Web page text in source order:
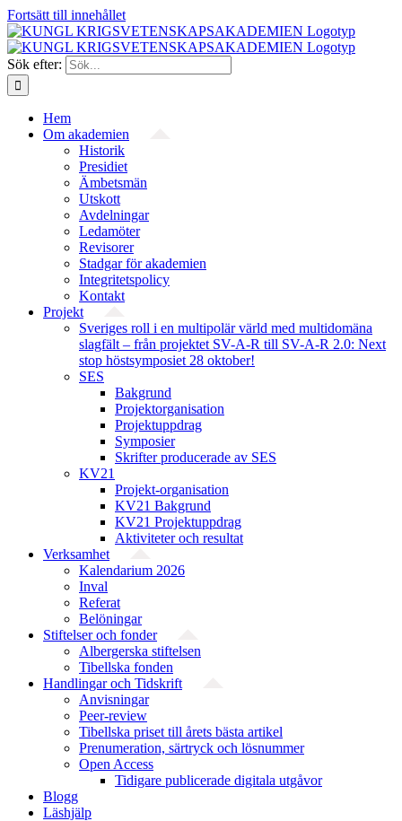
Fortsätt till innehållet
Sök efter:
Hem
Om akademien
Historik
Presidiet
Ämbetsmän
Utskott
Avdelningar
Ledamöter
Revisorer
Stadgar för akademien
Integritetspolicy
Kontakt
Projekt
Sveriges roll i en multipolär värld med multidomäna
slagfält – från projektet SV-A-R till SV-A-R 2.0: Next
stop höstsymposiet 28 oktober!
SES
Bakgrund
Projekt­organisation
Projektuppdrag
Symposier
Skrifter producerade av SES
KV21
Projekt-organisation
KV21 Bakgrund
KV21 Projektuppdrag
Aktiviteter och resultat
Verksamhet
Kalendarium 2026
Inval
Referat
Belöningar
Stiftelser och fonder
Albergerska stiftelsen
Tibellska fonden
Handlingar och Tidskrift
Anvisningar
Peer-review
Tibellska priset till årets bästa artikel
Prenumeration, särtryck och lösnummer
Open Access
Tidigare publicerade digitala utgåvor
Blogg
Läshjälp